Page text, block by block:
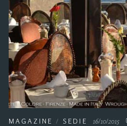
MAGAZINE / SEDIE 16/10/2015